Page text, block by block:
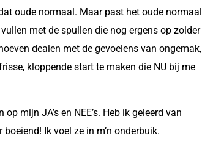
oude normaal. Maar past het oude normaal
met de spullen die nog ergens op zolder
dealen met de gevoelens van ongemak,
kloppende start te maken die NU bij me
mijn JA’s en NEE’s. Heb ik geleerd van
Ik voel ze in m’n onderbuik.